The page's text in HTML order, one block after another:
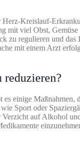
Kreislauf-
mit viel Obst,
regulieren und
mit einem Arzt
reduzieren?
einige
Sport oder
auf Alkohol